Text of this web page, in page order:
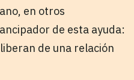
en otros
de esta ayuda:
de una relación